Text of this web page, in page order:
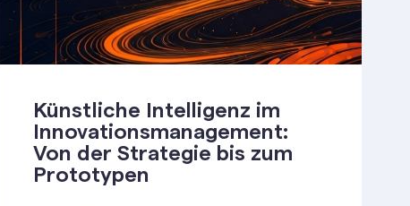
Künstliche Intelligenz im
Innovationsmanagement:
Von der Strategie bis zum
Prototypen